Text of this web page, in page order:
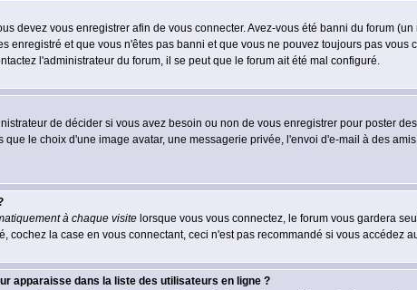
devez vous enregistrer afin de vous connecter. Avez-vous été banni du forum
enregistré et que vous n'êtes pas banni et que vous ne pouvez toujours pas
l'administrateur du forum, il se peut que le forum ait été mal configuré.
de décider si vous avez besoin ou non de vous enregistrer pour poster
le choix d'une image avatar, une messagerie privée, l'envoi d'e-mail à des
à chaque visite lorsque vous vous connectez, le forum vous gardera
cochez la case en vous connectant, ceci n'est pas recommandé si vous accédez
apparaisse dans la liste des utilisateurs en ligne ?